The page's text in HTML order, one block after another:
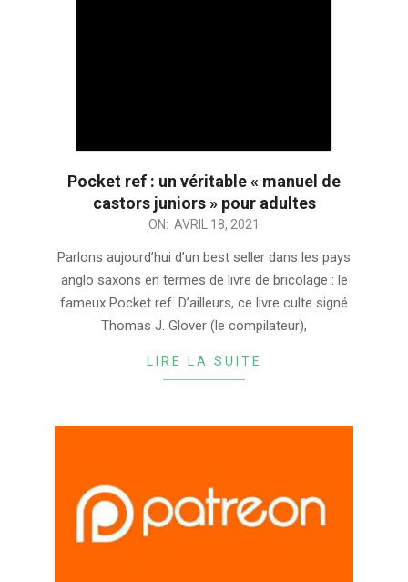
Pocket ref : un véritable « manuel de
castors juniors » pour adultes
ON: AVRIL 18, 2021
Parlons aujourd’hui d’un best seller dans les pays
anglo saxons en termes de livre de bricolage : le
fameux Pocket ref. D’ailleurs, ce livre culte signé
Thomas J. Glover (le compilateur),
LIRE LA SUITE